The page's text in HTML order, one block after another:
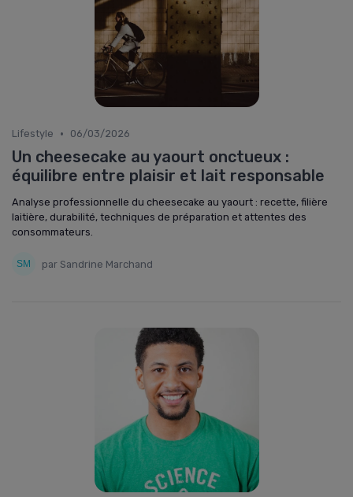
Lifestyle • 06/03/2026
Un cheesecake au yaourt onctueux :
équilibre entre plaisir et lait responsable
Analyse professionnelle du cheesecake au yaourt : recette, filière
laitière, durabilité, techniques de préparation et attentes des
consommateurs.
par Sandrine Marchand